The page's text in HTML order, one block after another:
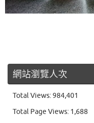
網站瀏覽人次
Total Views:984,401
Total Page Views: 1,688